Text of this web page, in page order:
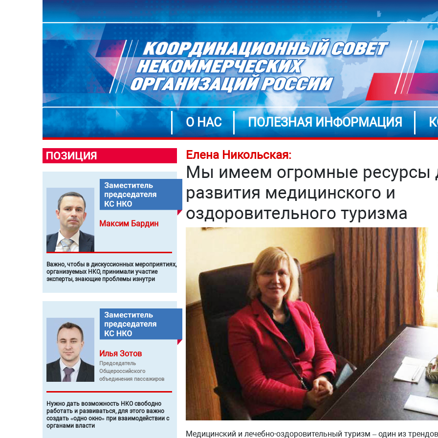
О НАС ПОЛЕЗНАЯ ИНФОРМАЦИЯ
Максим Бардин
Важно, чтобы в дискуссионных мероприятиях,
организуемых НКО, принимали участие
эксперты, знающие проблемы изнутри
Илья Зотов
Председатель
Общероссийского
объединения пассажиров
Нужно дать возможность НКО свободно
работать и развиваться, для этого важно
создать «одно окно» при взаимодействии с
органами власти
Елена Никольская:
Мы имеем огромные ресурсы
развития медицинского и
оздоровительного туризма
Медицинский и лечебно-оздоровительный туризм – один из